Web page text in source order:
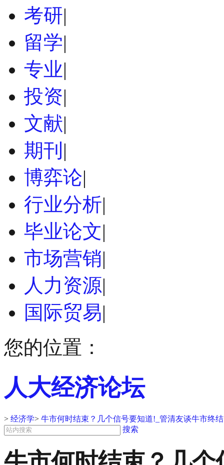
考研|
留学|
专业|
投资|
文献|
期刊 |
博弈论|
行业分析|
毕业论文|
市场营销|
人力资源|
国际贸易|
您的位置：
人大经济论坛
> 经济学> 牛市何时结束？几个信号要知道!_管清友谈牛市终
搜索